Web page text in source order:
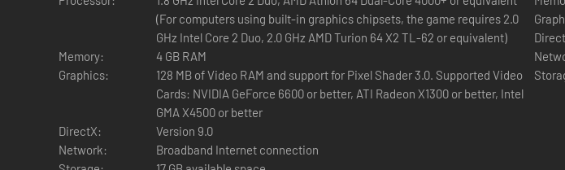
(For computers using built-in graphics chipsets, the game requires 2.0
GHz Intel Core 2 Duo, 2.0 GHz AMD Turion 64 X2 TL-62 or equivalent)
Memory:
4 GB RAM
Graphics:
128 MB of Video RAM and support for Pixel Shader 3.0. Supported Video
Cards: NVIDIA GeForce 6600 or better, ATI Radeon X1300 or better, Intel
GMA X4500 or better
DirectX:
Version 9.0
Network:
Broadband Internet connection